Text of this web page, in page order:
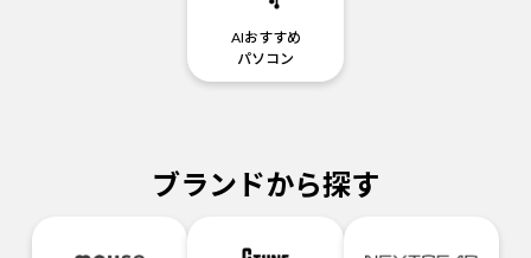
AIおすすめ
パソコン
ブランドから探す